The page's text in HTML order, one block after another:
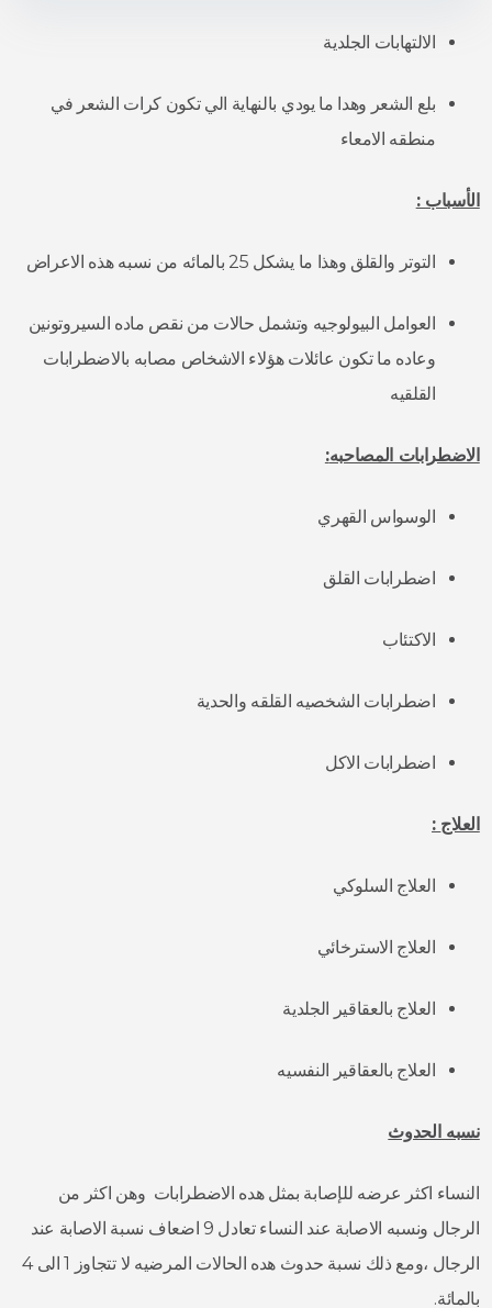
الالتهابات الجلدية
بلع الشعر وهدا ما يودي بالنهاية الي تكون كرات الشعر في
منطقه الامعاء
الأسباب :
التوتر والقلق وهذا ما يشكل 25 بالمائه من نسبه هذه الاعراض
العوامل البيولوجيه وتشمل حالات من نقص ماده السيروتونين
وعاده ما تكون عائلات هؤلاء الاشخاص مصابه بالاضطرابات
القلقيه
الاضطرابات المصاحبه:
الوسواس القهري
اضطرابات القلق
الاكتئاب
اضطرابات الشخصيه القلقه والحدية
اضطرابات الاكل
العلاج :
العلاج السلوكي
العلاج الاسترخائي
العلاج بالعقاقير الجلدية
العلاج بالعقاقير النفسيه
نسبه الحدوث
النساء اكثر عرضه للإصابة بمثل هده الاضطرابات وهن اكثر من
الرجال ونسبه الاصابة عند النساء تعادل 9 اضعاف نسبة الاصابة عند
الرجال ،ومع ذلك نسبة حدوث هده الحالات المرضيه لا تتجاوز 1 الى 4
بالمائة.